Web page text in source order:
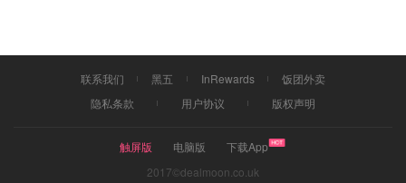
联系我们 黑五 InRewards
饭团外卖
隐私条款
用户协议 版权声明
触屏版 电脑版
下载App
2017©dealmoon.co.uk